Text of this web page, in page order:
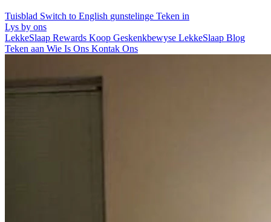
Tuisblad Switch to English gunstelinge Teken in
Lys by ons
LekkeSlaap Rewards Koop Geskenkbewyse LekkeSlaap Blog
Teken aan Wie Is Ons Kontak Ons